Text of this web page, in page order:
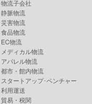
物流子会社
静脈物流
災害物流
食品物流
EC物流
メディカル物流
アパレル物流
都市・館内物流
スタートアップ･ベンチャー
利用運送
貿易・税関